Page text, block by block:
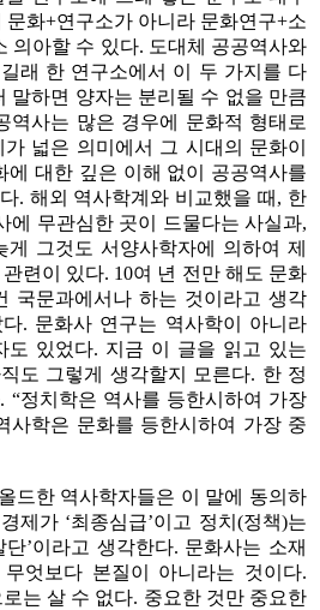
화+연구소가 아니라 문화연구+소
의아할 수 있다. 도대체 공공역사와
래 한 연구소에서 이 두 가지를 다
말하면 양자는 분리될 수 없을 만큼
역사는 많은 경우에 문화적 형태로
넓은 의미에서 그 시대의 문화이
에 대한 깊은 이해 없이 공공역사를
. 해외 역사학계와 비교했을 때, 한
에 무관심한 곳이 드물다는 사실과,
그것도 서양사학자에 의하여 제
련이 있다. 10여 년 전만 해도 문화
국문과에서나 하는 것이라고 생각
. 문화사 연구는 역사학이 아니라
도 있었다. 지금 이 글을 읽고 있는
도 그렇게 생각할지 모른다. 한 정
“정치학은 역사를 등한시하여 가장
사학은 문화를 등한시하여 가장 중
드한 역사학자들은 이 말에 동의하
제가 ‘최종심급’이고 정치(정책)는
’이라고 생각한다. 문화사는 소재
엇보다 본질이 아니라는 것이다.
는 살 수 없다. 중요한 것만 중요한